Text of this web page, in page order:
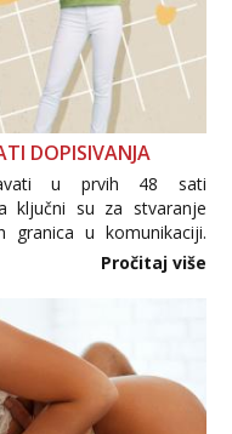
DOPISIVANJA
u prvih 48 sati
ključni su za stvaranje
granica u komunikaciji.
osobnih ili intimnih
još nije zaslužila to
Pročitaj više